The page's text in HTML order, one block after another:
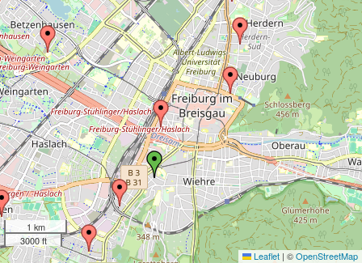
1 km
3000 ft
Leaflet | ©OpenStreetMap